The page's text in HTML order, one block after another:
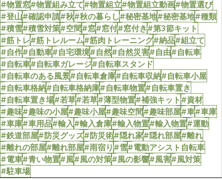
#物置窓#物置組み立て#物置組立#物置組立動画#物置選び
#登山#確認申請#秋#秋の暮らし#秘密基地#秘密基地#種類
#積雪#積雪対策#空間#窓#窓付#窓付き#第3節キット
#筋トレ#筋トレルーム#筋肉トレーニング#納品#組立て
#自作#自動車#自宅環境#自然#自然災害#自由#自転車
#自転車#自転車ガレージ#自転車スタンド
#自転車のある風景#自転車倉庫#自転車収納#自転車小屋
#自転車格納#自転車格納庫#自転車物置#自転車置き
#自転車置き場#若草#若草#薄型物置#補強キット#資材
#趣味#趣味の小屋#趣味小屋#趣味空間#趣味部屋#車#車庫
#車庫#車用品#輸入#輸入倉庫#輸入物置#輸入物置#運動
#鉄道部屋#防災グッズ#防災術#隠れ家#隠れ部屋#離れ
#離れの部屋#離れ部屋#雨宿り#雪#電動アシスト自転車
#電車#青い物置#風#風の対策#風の影響#風害#風対策
#駐車場